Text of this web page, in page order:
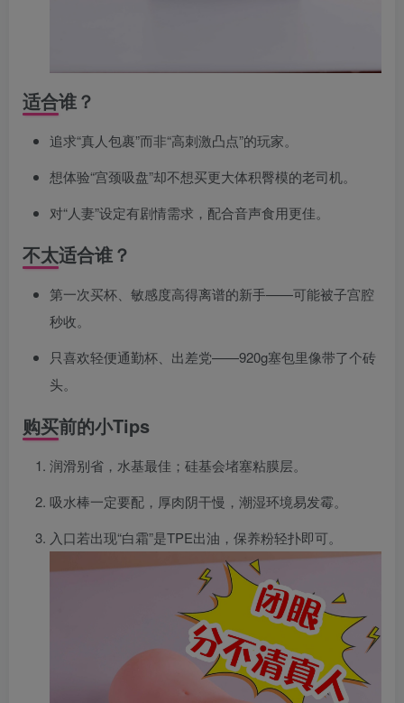
适合谁？
追求“真人包裹”而非“高刺激凸点”的玩家。
想体验“宫颈吸盘”却不想买更大体积臀模的老司机。
对“人妻”设定有剧情需求，配合音声食用更佳。
不太适合谁？
第一次买杯、敏感度高得离谱的新手——可能被子宫腔
秒收。
只喜欢轻便通勤杯、出差党——920g塞包里像带了个砖
头。
购买前的小Tips
润滑别省，水基最佳；硅基会堵塞粘膜层。
吸水棒一定要配，厚肉阴干慢，潮湿环境易发霉。
入口若出现“白霜”是TPE出油，保养粉轻扑即可。